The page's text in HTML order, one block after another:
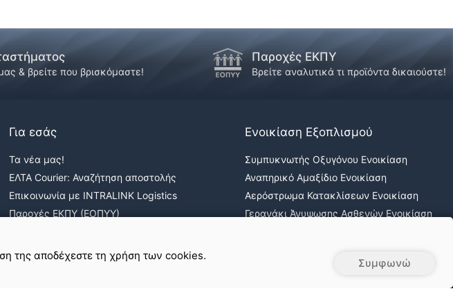
της αποδέχεστε τη χρήση των cookies.
Συμφωνώ
& βρείτε που βρισκόμαστε!
Παροχές ΕΚΠΥ
Βρείτε αναλυτικά τι προϊόντα δικαιούστε!
Για εσάς
Τα νέα μας!
ΕΛΤΑ Courier: Αναζήτηση αποστολής
Επικοινωνία με INTRALINK Logistics
Παροχές ΕΚΠΥ (ΕΟΠΥΥ)
Ενοικίαση Εξοπλισμού
Συμπυκνωτής Οξυγόνου Ενοικίαση
Αναπηρικό Αμαξίδιο Ενοικίαση
Αερόστρωμα Κατακλίσεων Ενοικίαση
Γερανάκι Άνυψωσης Ασθενών Ενοικίαση